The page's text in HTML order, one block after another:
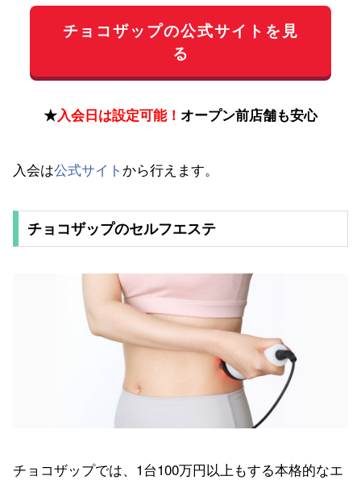
チョコザップの公式サイトを見
る
★入会日は設定可能！ オープン前店舗も安心
入会は公式サイト から行えます。
チョコザップのセルフエステ
チョコザップでは、1台100万円以上もする本格的なエ